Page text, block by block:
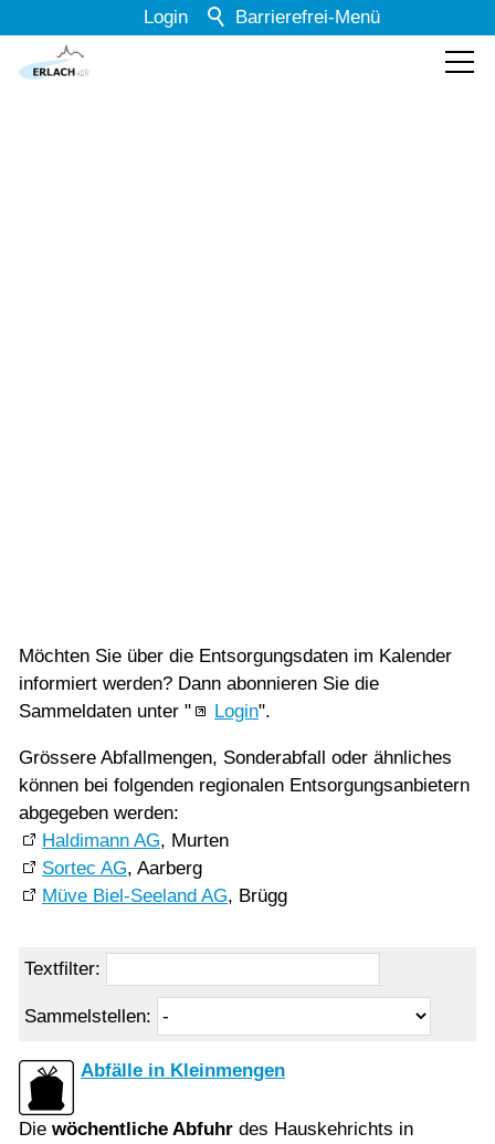
Barrierefrei-Menü
Powered by Weblication® CMS
Login
Möchten Sie über die Entsorgungsdaten im Kalender
informiert werden? Dann abonnieren Sie die
Sammeldaten unter "
Login".
Grössere Abfallmengen, Sonderabfall oder ähnliches
können bei folgenden regionalen Entsorgungsanbietern
abgegeben werden:
Haldimann AG, Murten
Sortec AG, Aarberg
Müve Biel-Seeland AG, Brügg
Textfilter:
Sammelstellen:
Abfälle in Kleinmengen
Die wöchentliche Abfuhr des Hauskehrichts in